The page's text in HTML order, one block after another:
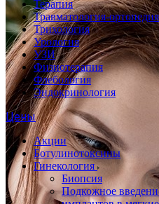
Терапия
Травматология-ортопедия
Трихология
Урология
УЗИ
Физиотерапия
Флебология
Эндокринология
Цены
Акции
Ботулинотоксины
Гинекология
Биопсия
Подкожное